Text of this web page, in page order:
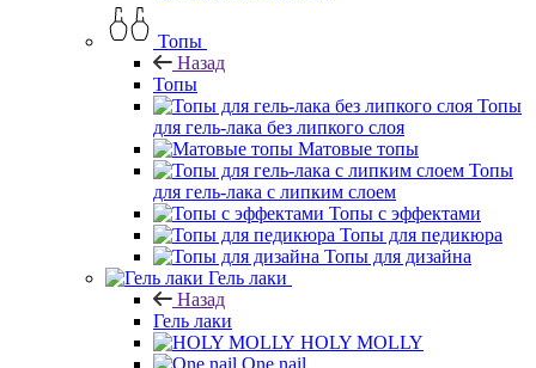
Топы
Назад
Топы
Топы
для гель-лака без липкого слоя
Матовые топы
Топы
для гель-лака с липким слоем
Топы с эффектами
Топы для педикюра
Топы для дизайна
Гель лаки
Назад
Гель лаки
HOLY MOLLY
One nail